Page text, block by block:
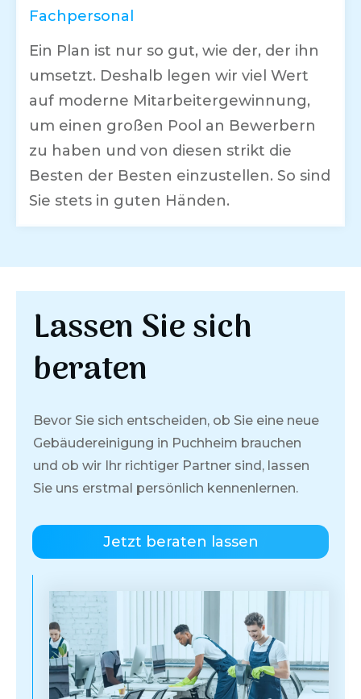
Fachpersonal
Ein Plan ist nur so gut, wie der, der ihn
umsetzt. Deshalb legen wir viel Wert
auf moderne Mitarbeitergewinnung,
um einen großen Pool an Bewerbern
zu haben und von diesen strikt die
Besten der Besten einzustellen. So sind
Sie stets in guten Händen.
Lassen Sie sich
beraten
Bevor Sie sich entscheiden, ob Sie eine neue
Gebäudereinigung in Puchheim brauchen
und ob wir Ihr richtiger Partner sind, lassen
Sie uns erstmal persönlich kennenlernen.
Jetzt beraten lassen